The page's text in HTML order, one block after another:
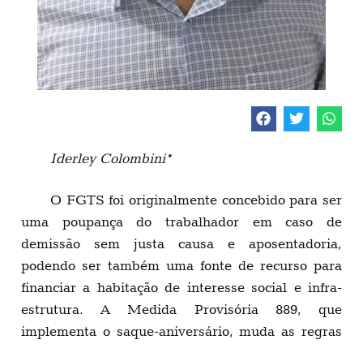
Iderley Colombini*
O FGTS foi originalmente concebido para ser
uma poupança do trabalhador em caso de
demissão sem justa causa e aposentadoria,
podendo ser também uma fonte de recurso para
financiar a habitação de interesse social e infra-
estrutura. A Medida Provisória 889, que
implementa o saque-aniversário, muda as regras